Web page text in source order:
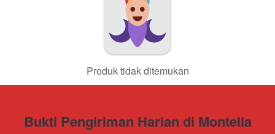
Produk tidak ditemukan
Bukti Pengiriman Harian di Montella